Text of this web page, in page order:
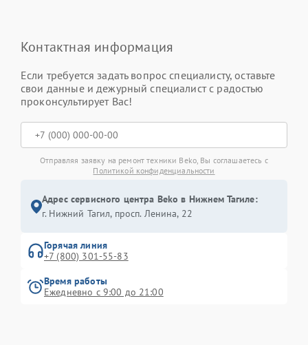
Контактная информация
Если требуется задать вопрос специалисту, оставьте
свои данные и дежурный специалист с радостью
проконсультирует Вас!
Отправляя заявку на ремонт техники Beko, Вы соглашаетесь с
Политикой конфиденциальности
Адрес сервисного центра Beko в Нижнем Тагиле:
г. Нижний Тагил, просп. Ленина, 22
Горячая линия
+7 (800) 301-55-83
Время работы
Ежедневно с 9:00 до 21:00